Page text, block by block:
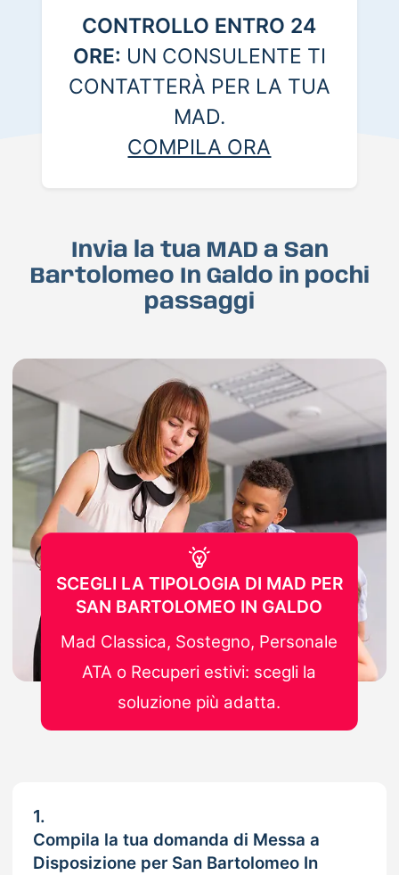
CONTROLLO ENTRO 24
ORE: UN CONSULENTE TI
CONTATTERÀ PER LA TUA
MAD.
COMPILA ORA
Invia la tua MAD a San
Bartolomeo In Galdo in pochi
passaggi
1.
Compila la tua domanda di Messa a
Disposizione per San Bartolomeo In
SCEGLI LA TIPOLOGIA DI MAD PER
SAN BARTOLOMEO IN GALDO
Mad Classica, Sostegno, Personale
ATA o Recuperi estivi: scegli la
soluzione più adatta.